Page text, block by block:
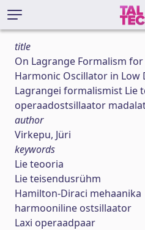
title
On Lagrange Formalism
Harmonic Oscillator in Low
Lagrangei formalismist Lie
operaadostsillaator
author
Virkepu, Jüri
keywords
Lie teooria
Lie teisendusrühm
Hamilton-Diraci mehaanika
harmooniline ostsillaator
Laxi operaadpaar